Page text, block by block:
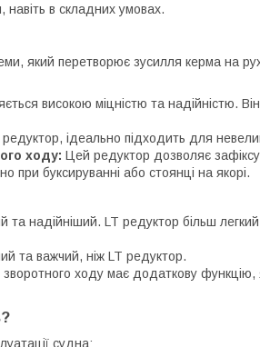
навіть в складних умовах.
який перетворює зусилля керма на
високою міцністю та надійністю.
ідеально підходить для
ходу: Цей редуктор дозволяє
при буксируванні або стоянці на якорі.
та надійніший. LT редуктор більш
та важчий, ніж LT редуктор.
зворотного ходу має додаткову
судна: